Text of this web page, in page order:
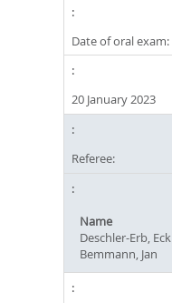
Date of oral exam:
20 January 2023
Referee:
Name
Deschler-Erb,
Bemmann, Jan